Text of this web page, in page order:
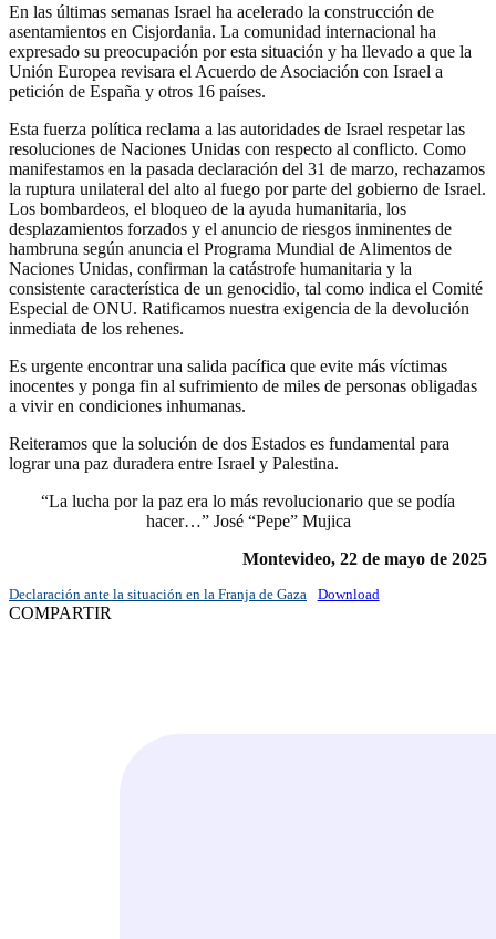
En las últimas semanas Israel ha acelerado la construcción de
asentamientos en Cisjordania. La comunidad internacional ha
expresado su preocupación por esta situación y ha llevado a que la
Unión Europea revisara el Acuerdo de Asociación con Israel a
petición de España y otros 16 países.
Esta fuerza política reclama a las autoridades de Israel respetar las
resoluciones de Naciones Unidas con respecto al conflicto. Como
manifestamos en la pasada declaración del 31 de marzo, rechazamos
la ruptura unilateral del alto al fuego por parte del gobierno de Israel.
Los bombardeos, el bloqueo de la ayuda humanitaria, los
desplazamientos forzados y el anuncio de riesgos inminentes de
hambruna según anuncia el Programa Mundial de Alimentos de
Naciones Unidas, confirman la catástrofe humanitaria y la
consistente característica de un genocidio, tal como indica el Comité
Especial de ONU. Ratificamos nuestra exigencia de la devolución
inmediata de los rehenes.
Es urgente encontrar una salida pacífica que evite más víctimas
inocentes y ponga fin al sufrimiento de miles de personas obligadas
a vivir en condiciones inhumanas.
Reiteramos que la solución de dos Estados es fundamental para
lograr una paz duradera entre Israel y Palestina.
“La lucha por la paz era lo más revolucionario que se podía
hacer…” José “Pepe” Mujica
Montevideo, 22 de mayo de 2025
Declaración ante la situación en la Franja de Gaza Download
COMPARTIR